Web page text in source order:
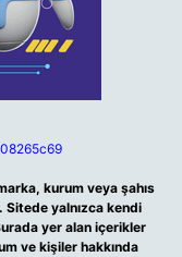
kurum veya şahıs
Sitede yalnızca kendi
yer alan içerikler
ve kişiler hakkında